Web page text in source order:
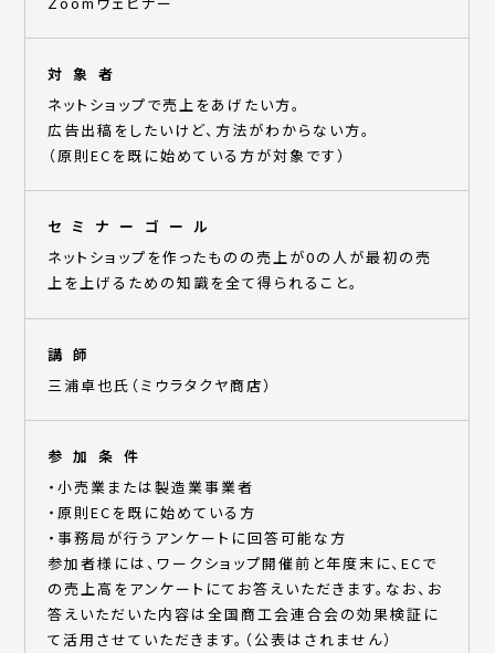
対象者
ネットショップで売上をあげたい方。
広告出稿をしたいけど、方法がわからない方。
（原則ECを既に始めている方が対象です）
セミナーゴール
ネットショップを作ったものの売上が0の人が最初の売
上を上げるための知識を全て得られること。
講師
三浦卓也氏（ミウラタクヤ商店）
参加条件
・小売業または製造業事業者
・原則ECを既に始めている方
・事務局が行うアンケートに回答可能な方
参加者様には、ワークショップ開催前と年度末に、ECで
の売上高をアンケートにてお答えいただきます。なお、お
答えいただいた内容は全国商工会連合会の効果検証に
て活用させていただきます。（公表はされません）